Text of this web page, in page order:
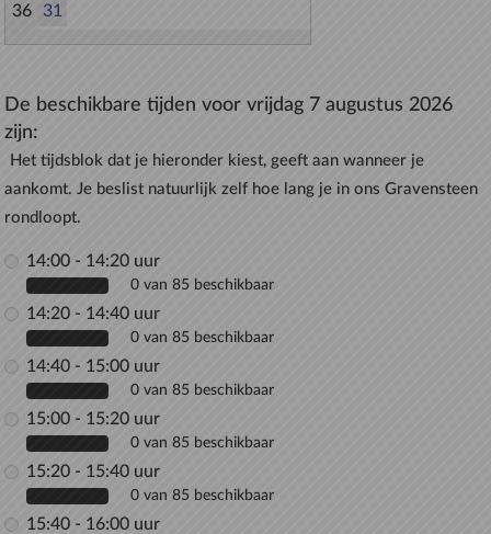
36
31
De beschikbare tijden voor vrijdag 7 augustus 2026
zijn:
Het tijdsblok dat je hieronder kiest, geeft aan wanneer je
aankomt. Je beslist natuurlijk zelf hoe lang je in ons Gravensteen
rondloopt.
14:00 - 14:20 uur
0 van 85 beschikbaar
14:20 - 14:40 uur
0 van 85 beschikbaar
14:40 - 15:00 uur
0 van 85 beschikbaar
15:00 - 15:20 uur
0 van 85 beschikbaar
15:20 - 15:40 uur
0 van 85 beschikbaar
15:40 - 16:00 uur